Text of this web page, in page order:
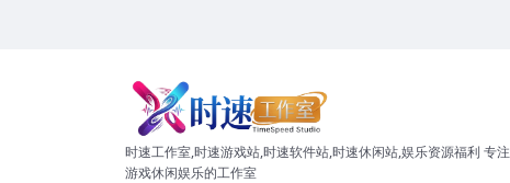
时速工作室,时速游戏站,时速软件站,时速休闲站,娱乐资源福利 专注
游戏休闲娱乐的工作室